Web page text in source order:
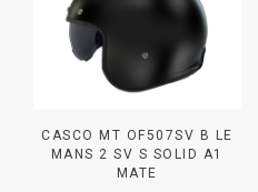
CASCO MT OF507SV B LE
MANS 2 SV S SOLID A1
MATE